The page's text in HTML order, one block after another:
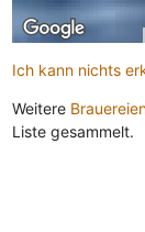
Ich kann nichts
Weitere
Liste gesammelt.